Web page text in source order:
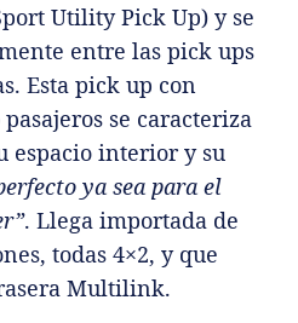
Utility Pick Up) y se
entre las pick ups
Esta pick up con
se caracteriza
espacio interior y su
ya sea para el
. Llega importada de
todas 4×2, y que
Multilink.